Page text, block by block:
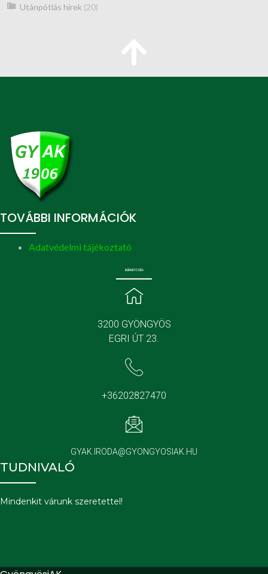
Utánpótlás hírek (20)
TOVÁBBI INFORMÁCIÓK
Adatvédelmi tájékoztató
ELÉRHETŐSÉG
3200 GYÖNGYÖS
EGRI ÚT 23.
+36202827470
GYAK.IRODA@GYONGYOSIAK.HU
TUDNIVALÓ
Mindenkit várunk szeretettel!